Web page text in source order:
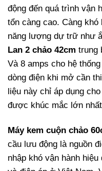
động đến quá trình vận
tổn càng cao. Càng
năng lượng dự trữ như
Lan 2 chảo 42cm trung
Và 8 amps cho hệ
dòng điện khi mở cần
liệu này chỉ áp dụng
được khúc mắc lớn
Máy kem cuộn chảo
cầu lưu động là nguồn
nhập khó vận hành